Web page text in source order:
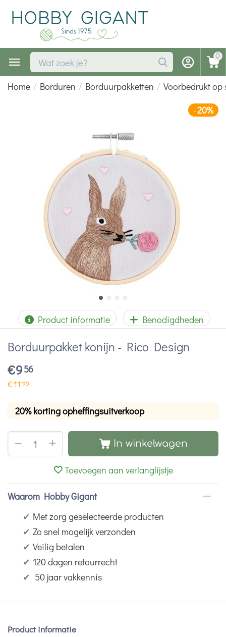
0
Home / Borduren / Borduurpakketten / Voorbedrukt op
-20%
Product informatie Benodigdheden
Borduurpakket konijn - Rico Design
€956
€1195
20% korting opheffingsuitverkoop
+
− In winkelwagen
Toevoegen aan verlanglijstje
Waarom Hobby Gigant
✔ Met zorg geselecteerde producten
✔ Zo snel mogelijk verzonden
✔ Veilig betalen
✔ 120 dagen retourrecht
✔ 50 jaar vakkennis
Product informatie